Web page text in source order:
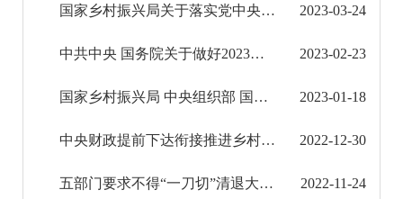
文化机构信息公开
旅游市场秩序和服务质量信息公开
民政信息公开
乡村振兴工作信息公开
政策法规
国家乡村振兴局关于落实党中央国务院2023年全面推进乡村振兴重点工作部署的实施意见 2023-03-24
中共中央 国务院关于做好2023年全面推进乡村振兴重点工作的意见 2023-02-23
国家乡村振兴局 中央组织部 国家发展改革委 民政部 自然资源部 住房城乡建设部 农业农村部关 ... 2023-01-18
中央财政提前下达衔接推进乡村振兴补助资金1485亿元支持巩固拓展脱贫攻坚成果推进乡村振兴 2022-12-30
五部门要求不得“一刀切”清退大龄农民工 2022-11-24